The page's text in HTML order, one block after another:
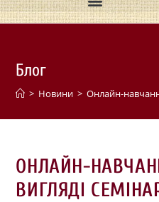
Блог
> Новини > Онлайн-
ОНЛАЙН-
ВИГЛЯДІ